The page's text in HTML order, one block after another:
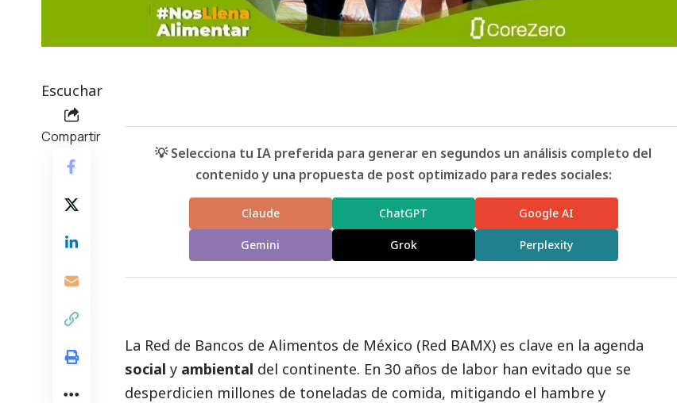
Escuchar
Compartir
💡 Selecciona tu IA preferida para generar en segundos un análisis completo del
contenido y una propuesta de post optimizado para redes sociales:
Claude ChatGPT Google AI
Gemini Grok Perplexity
La Red de Bancos de Alimentos de México (Red BAMX) es clave en la agenda
social y ambiental del continente. En 30 años de labor han evitado que se
desperdicien millones de toneladas de comida, mitigando el hambre y